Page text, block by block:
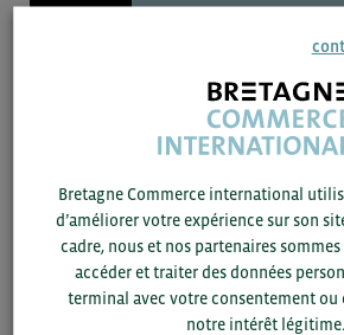
Panorama de l’industrie IAA et boisson en
Bretagne Commerce international
d’améliorer votre expérience sur son
cadre, nous et nos partenaires sommes
accéder et traiter des données
terminal avec votre consentement
notre intérêt légitime.